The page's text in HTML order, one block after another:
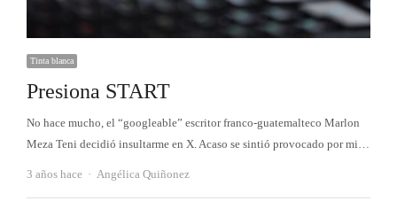
Tinta blanca
Presiona START
No hace mucho, el “googleable” escritor franco-guatemalteco Marlon
Meza Teni decidió insultarme en X. Acaso se sintió provocado por mi…
3 años hace Autor
Angélica Quiñonez